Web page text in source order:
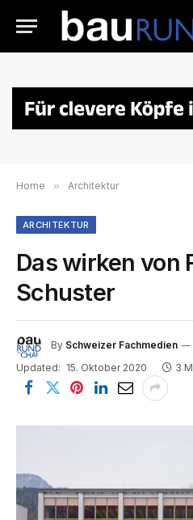
Home » Architektur
ARCHITEKTUR
Das wirken von
Schuster
By Schweizer Fachmedien
Updated: 15. Oktober 2020 3